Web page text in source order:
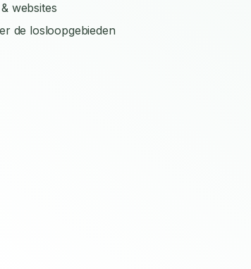
websites
de losloopgebieden